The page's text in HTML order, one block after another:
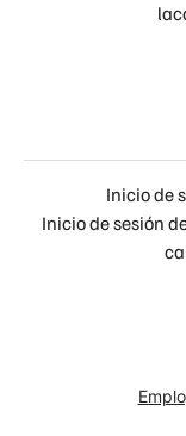
Inicio de
Inicio de sesión